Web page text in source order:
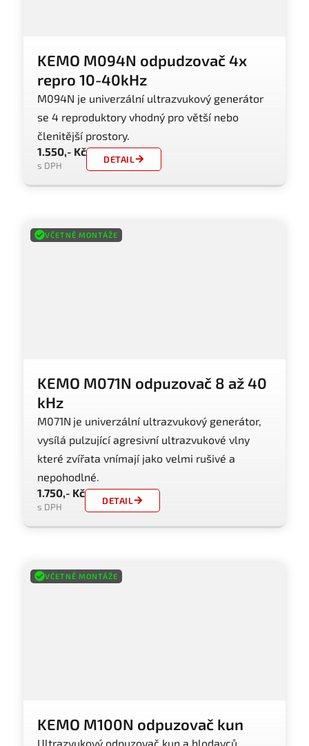
KEMO M094N odpudzovač 4x
repro 10-40kHz
M094N je univerzální ultrazvukový generátor
se 4 reproduktory vhodný pro větší nebo
členitější prostory.
1.550,- Kč
s DPH
DETAIL
VČETNĚ MONTÁŽE
KEMO M071N odpuzovač 8 až 40
kHz
M071N je univerzální ultrazvukový generátor,
vysílá pulzující agresivní ultrazvukové vlny
které zvířata vnímají jako velmi rušivé a
nepohodlné.
1.750,- Kč
s DPH
DETAIL
VČETNĚ MONTÁŽE
KEMO M100N odpuzovač kun
Ultrazvukový odpuzovač kun a hlodavců.